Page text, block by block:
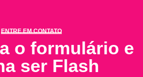
ENTRE EM CONTATO
o formulário e
ser Flash